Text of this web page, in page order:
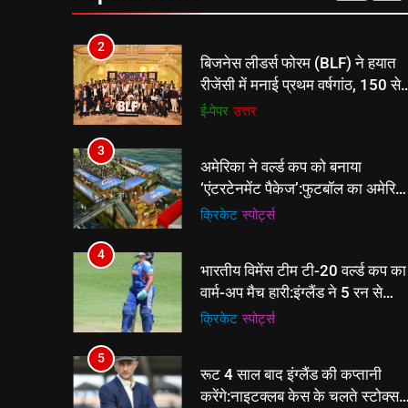
2
बिजनेस लीडर्स फोरम (BLF) ने हयात
रीजेंसी में मनाई प्रथम वर्षगांठ, 150 से
अधिक उद्योगपति एवं पेशेवर हुए शामिल
ई-पेपर उत्तर
3
अमेरिका ने वर्ल्ड कप को बनाया
‘एंटरटेनमेंट पैकेज’:फुटबॉल का अमेरिकी
मेकओवर, कई मेगा कॉन्सर्ट; मशहूर
क्रिकेट ‎स्पोर्ट्स
4
भारतीय विमेंस टीम टी-20 वर्ल्ड कप का
वार्म-अप मैच हारी:इंग्लैंड ने 5 रन से
हराया; ऋचा घोष की फिफ्टी बेकार
क्रिकेट ‎स्पोर्ट्स
5
रूट 4 साल बाद इंग्लैंड की कप्तानी
करेंगे:नाइटक्लब केस के चलते स्टोक्स-